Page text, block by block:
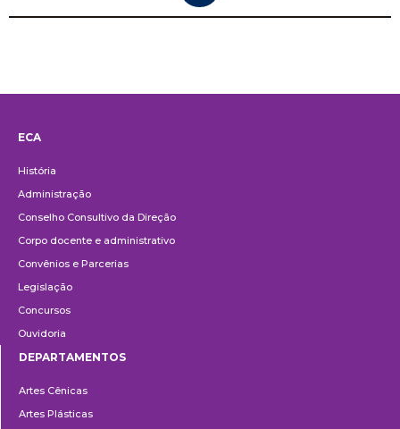
ECA
História
Administração
Conselho Consultivo da Direção
Corpo docente e administrativo
Convênios e Parcerias
Legislação
Concursos
Ouvidoria
DEPARTAMENTOS
Artes Cênicas
Artes Plásticas